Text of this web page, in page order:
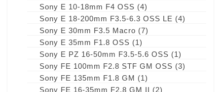
Sony E 10-18mm F4 OSS (4)
Sony E 18-200mm F3.5-6.3 OSS LE (4)
Sony E 30mm F3.5 Macro (7)
Sony E 35mm F1.8 OSS (1)
Sony E PZ 16-50mm F3.5-5.6 OSS (1)
Sony FE 100mm F2.8 STF GM OSS (3)
Sony FE 135mm F1.8 GM (1)
Sony FE 16-35mm F2.8 GM II (2)